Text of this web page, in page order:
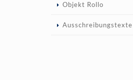
Objekt Rollo
Ausschreibungstexte